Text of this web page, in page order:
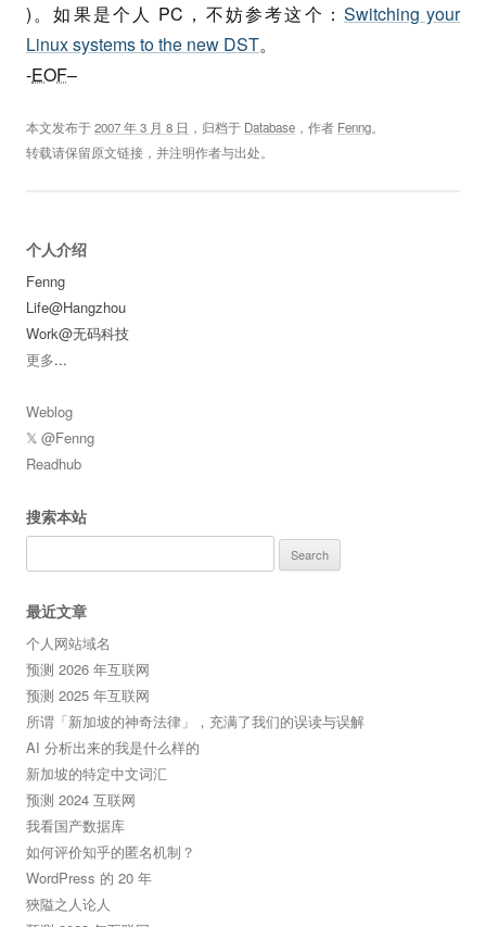
)。如果是个人 PC，不妨参考这个： Switching your
Linux systems to the new DST。
-EOF–
本文发布于2007 年 3 月 8 日 ，归档于 Database ，作者 Fenng。
转载请保留原文链接，并注明作者与出处。
个人介绍
Fenng
Life@Hangzhou
Work@无码科技
更多...
Weblog
𝕏 @Fenng
Readhub
搜索本站
for:
最近文章
个人网站域名
预测 2026 年互联网
预测 2025 年互联网
所谓「新加坡的神奇法律」，充满了我们的误读与误解
AI 分析出来的我是什么样的
新加坡的特定中文词汇
预测 2024 互联网
我看国产数据库
如何评价知乎的匿名机制？
WordPress 的 20 年
狹隘之人论人